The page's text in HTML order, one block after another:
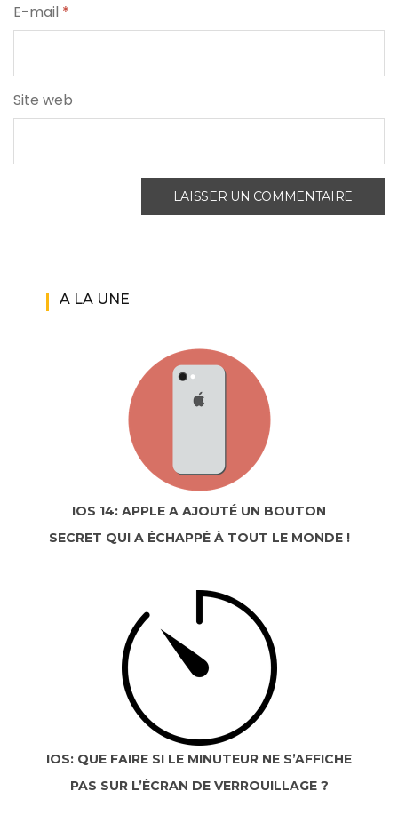
E-mail *
Site web
A LA UNE
IOS 14: APPLE A AJOUTÉ UN BOUTON
SECRET QUI A ÉCHAPPÉ À TOUT LE MONDE !
IOS: QUE FAIRE SI LE MINUTEUR NE S’AFFICHE
PAS SUR L’ÉCRAN DE VERROUILLAGE ?